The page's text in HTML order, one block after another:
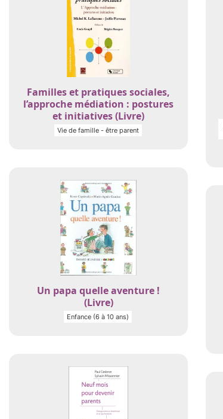
Familles et pratiques sociales,
l’approche médiation : postures
et initiatives (Livre)
Vie de famille - être parent
Un papa quelle aventure !
(Livre)
Enfance (6 à 10 ans)